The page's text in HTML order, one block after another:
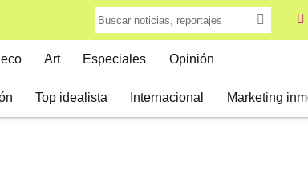
Top idealista Internacional Marketing
Art Especiales Opinión